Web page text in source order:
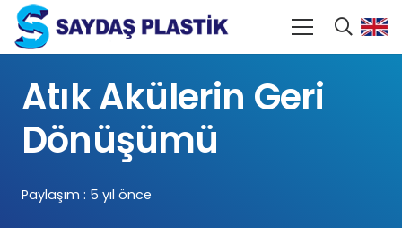
Atık Akülerin Geri
Dönüşümü
Paylaşım : 5 yıl önce